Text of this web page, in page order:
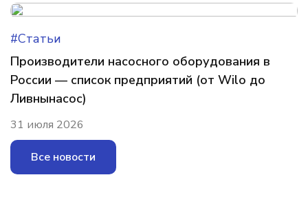
#Статьи
Производители насосного оборудования в
России — список предприятий (от Wilo до
Ливнынасос)
31 июля 2026
Все новости